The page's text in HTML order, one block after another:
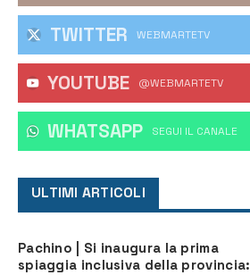
TWITTER WEBMARTETV
YOUTUBE @WEBMARTETV
WHATSAPP ‎SEGUI IL CANALE
ULTIMI ARTICOLI
Pachino | Si inaugura la prima
spiaggia inclusiva della provincia: